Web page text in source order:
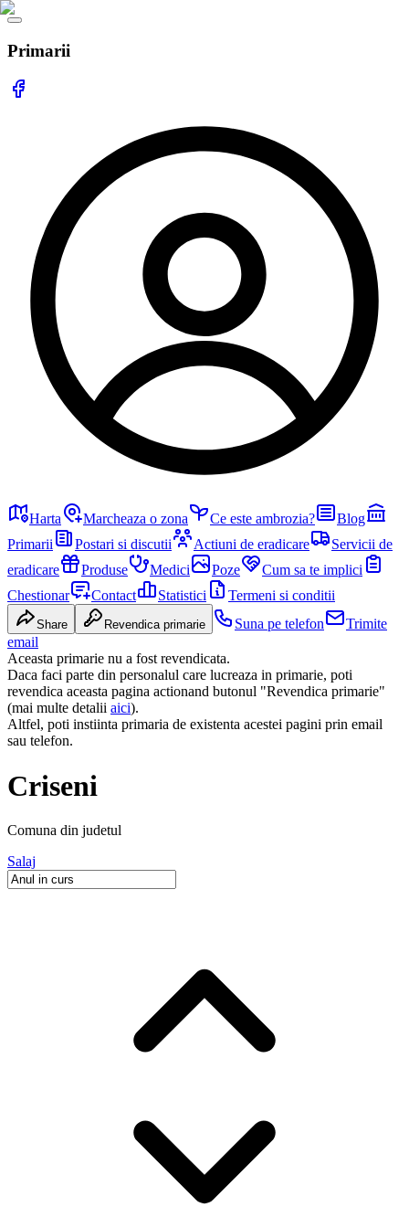
Primarii
Harta Marcheaza o zona Ce este ambrozia?
Blog
Primarii
Postari si discutii Actiuni de eradicare
Servicii de
eradicare
Produse Medici Poze
Cum sa te implici
Chestionar
Contact Statistici Termeni si conditii
Share Revendica primarie Suna pe telefon
Trimite
email
Aceasta primarie nu a fost revendicata.
Daca faci parte din personalul care lucreaza in primarie, poti
revendica aceasta pagina actionand butonul "Revendica primarie"
(mai multe detalii aici).
Altfel, poti instiinta primaria de existenta acestei pagini prin email
sau telefon.
Criseni
Comuna din judetul
Salaj